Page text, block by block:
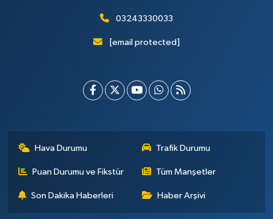
03243330033
[email protected]
Hava Durumu Trafik Durumu
Puan Durumu ve Fikstür Tüm Manşetler
Son Dakika Haberleri Haber Arşivi